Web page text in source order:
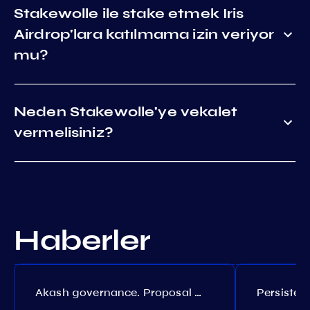
Stakewolle ile stake etmek Iris
Airdrop'lara katılmama izin veriyor
mu?
Neden Stakewolle'ye vekalet
vermelisiniz?
Haberler
Akash governance. Proposal №308